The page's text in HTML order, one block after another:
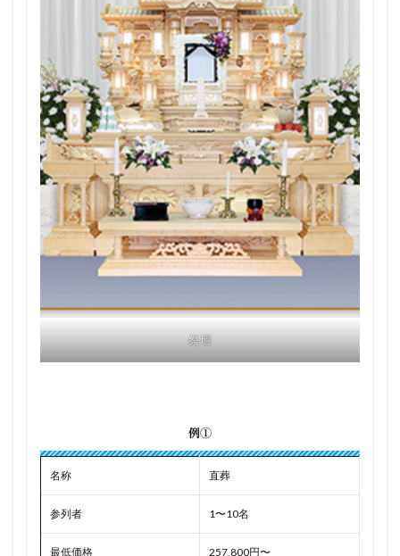
祭壇
例①
名称 直葬
参列者 1〜10名
最低価格 257,800円〜